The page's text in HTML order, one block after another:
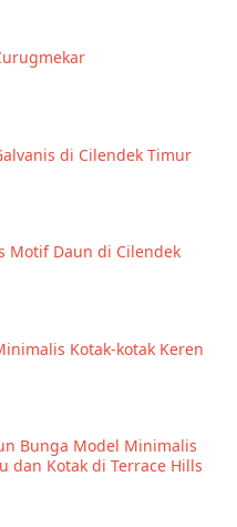
di Cilendek Timur
Motif Daun di Cilendek
Kotak-kotak Keren
Bunga Model Minimalis
dan Kotak di Terrace Hills